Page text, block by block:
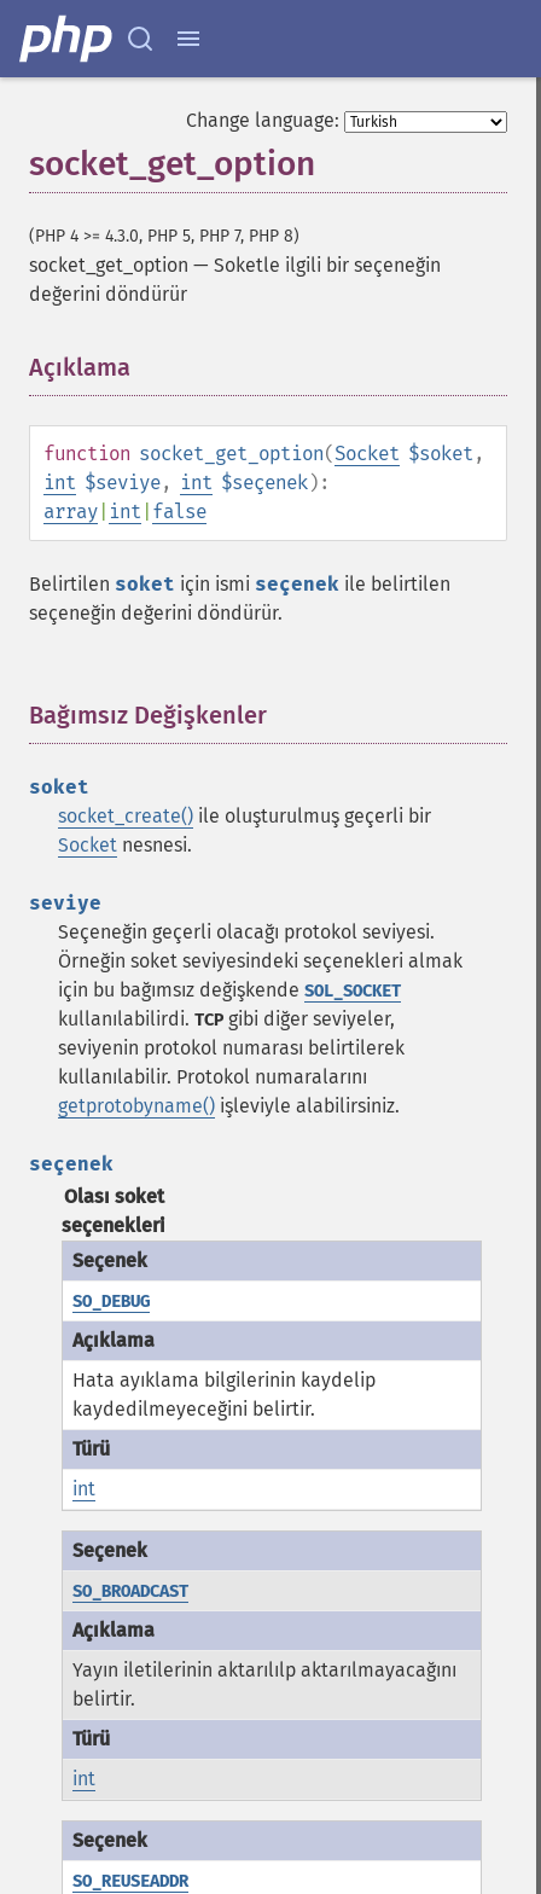
Change language:
socket_get_option
(PHP 4 >= 4.3.0, PHP 5, PHP 7, PHP 8)
socket_get_option — Soketle ilgili bir seçeneğin
değerini döndürür
Açıklama
function socket_get_option(Socket $soket ,
int $seviye, int $seçenek):
array int false
Belirtilen soket için ismi seçenek ile belirtilen
seçeneğin değerini döndürür.
Bağımsız Değişkenler
soket
socket_create() ile oluşturulmuş geçerli bir
Socket nesnesi.
seviye
Seçeneğin geçerli olacağı protokol seviyesi.
Örneğin soket seviyesindeki seçenekleri almak
için bu bağımsız değişkende SOL_SOCKET
kullanılabilirdi. TCP gibi diğer seviyeler,
seviyenin protokol numarası belirtilerek
kullanılabilir. Protokol numaralarını
getprotobyname() işleviyle alabilirsiniz.
seçenek
Olası soket
seçenekleri
SO_DEBUG
Hata ayıklama bilgilerinin kaydelip
kaydedilmeyeceğini belirtir.
int
SO_BROADCAST
Yayın iletilerinin aktarılılp aktarılmayacağını
belirtir.
int
SO_REUSEADDR